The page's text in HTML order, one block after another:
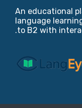
An educational
language
to B2 with